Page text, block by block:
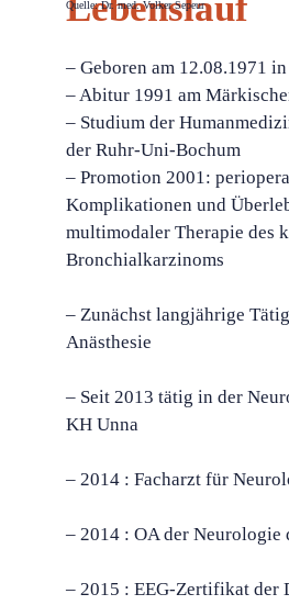
Quelle: Dr. med. Volker Sepeur
– Geboren am 12.08.1971
– Abitur 1991 am
– Studium der
der Ruhr-Uni-Bochum
– Promotion 2001:
Komplikationen und
multimodaler Therapie des
Bronchialkarzinoms
– Zunächst langjährige
Anästhesie
– Seit 2013 tätig in der
KH Unna
– 2014 : Facharzt für
– 2014 : OA der Neurologie
– 2015 : EEG-Zertifikat der